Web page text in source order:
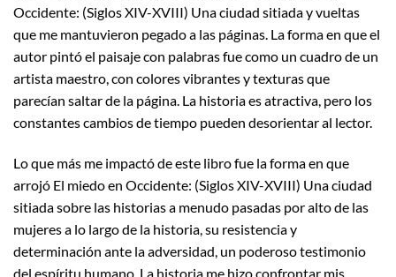
Occidente: (Siglos XIV-XVIII) Una ciudad sitiada y vueltas
que me mantuvieron pegado a las páginas. La forma en que el
autor pintó el paisaje con palabras fue como un cuadro de un
artista maestro, con colores vibrantes y texturas que
parecían saltar de la página. La historia es atractiva, pero los
constantes cambios de tiempo pueden desorientar al lector.
Lo que más me impactó de este libro fue la forma en que
arrojó El miedo en Occidente: (Siglos XIV-XVIII) Una ciudad
sitiada sobre las historias a menudo pasadas por alto de las
mujeres a lo largo de la historia, su resistencia y
determinación ante la adversidad, un poderoso testimonio
del espíritu humano. La historia me hizo confrontar mis